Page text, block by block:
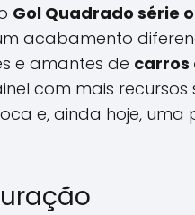
Gol Quadrado série
acabamento
e amantes de carros
com mais
e, ainda hoje,